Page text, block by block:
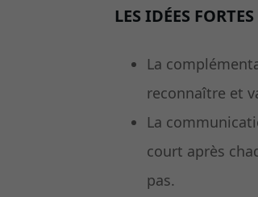
LES IDÉES
La
reconnaître et
La
court après
pas.